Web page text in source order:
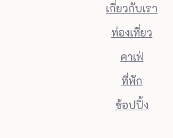
เกี่ยวกับเรา
ท่องเที่ยว
คาเฟ่
ที่พัก
ช้อปปิ้ง